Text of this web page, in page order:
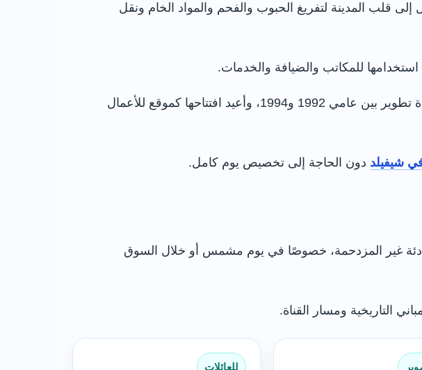
إلى قلب المدينة لتفريغ الحبوب والفحم والمواد الخام ونقل
للمكاتب والضيافة والخدمات.
بعد توقف النشاط التجاري وتراجع المنطقة، خضعت المباني والحوض لعملية ترميم وإعادة تطوير بين عامي 1992 و1994، وأعيد افتتاحها كموقع للأعمال
شيفيلد دون الحاجة إلى تخصيص يوم كامل.
غير المزدحمة، خصوصًا في يوم مشمس أو خلال السوق
التاريخية ومسار القناة.
للعائلات